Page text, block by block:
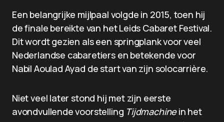
Een belangrijke mijlpaal volgde in 2015, toen hij
de finale bereikte van het Leids Cabaret Festival.
Dit wordt gezien als een springplank voor veel
Nederlandse cabaretiers en betekende voor
Nabil Aoulad Ayad de start van zijn solocarrière.
Niet veel later stond hij met zijn eerste
avondvullende voorstelling Tijdmachinein het